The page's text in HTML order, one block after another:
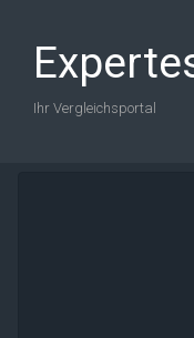
Ihr Vergleichsportal